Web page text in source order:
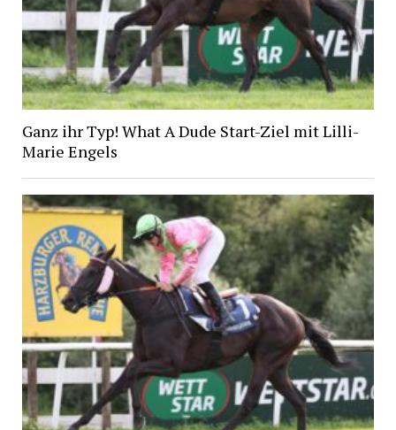
Ganz ihr Typ! What A Dude Start-Ziel mit Lilli-
Marie Engels